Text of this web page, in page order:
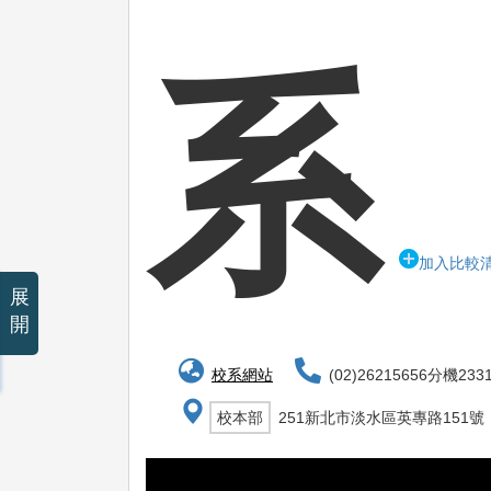
系 加入比較
校系網站 (02)26215656分機2331
校本部 251新北市淡水區英專路151號
展
開